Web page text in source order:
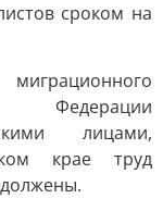
сроком на
Федерации
лицами,
крае труд